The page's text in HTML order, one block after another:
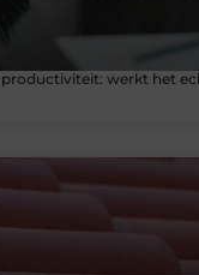
productiviteit: werkt het